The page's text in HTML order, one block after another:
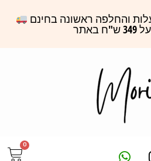
והחלפה ראשונה בחינם